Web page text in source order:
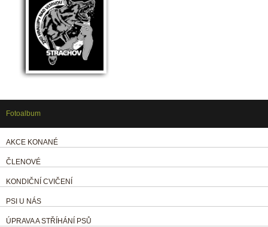
Fotoalbum
AKCE KONANÉ
ČLENOVÉ
KONDIČNÍ CVIČENÍ
PSI U NÁS
ÚPRAVA A STŘÍHÁNÍ PSŮ